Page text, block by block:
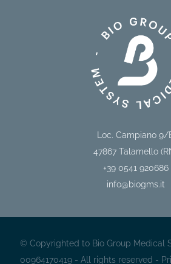
Loc. Campiano 9/
47867 Talamello
+39 0541 920686
info@biogms.it
© Copyrighted to Bio Group Medical
00964170419 - All rights reserved -